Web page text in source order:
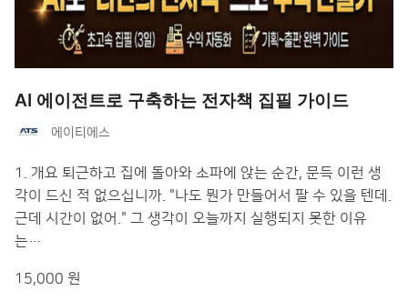
AI 에이전트로 구축하는 전자책 집필 가이드
에이티에스
1. 개요 퇴근하고 집에 돌아와 소파에 앉는 순간, 문득 이런 생
각이 드신 적 없으십니까. "나도 뭔가 만들어서 팔 수 있을 텐데.
근데 시간이 없어." 그 생각이 오늘까지 실행되지 못한 이유
는…
15,000 원